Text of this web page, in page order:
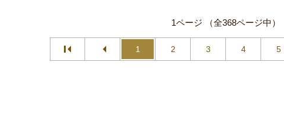
1ページ （全368ページ中）
1 2 3 4 5